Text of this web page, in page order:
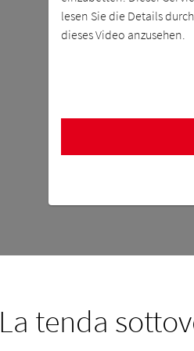
lesen Sie die Details
dieses Video anzusehen.
La tenda